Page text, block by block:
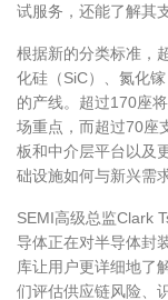
试服务，还能了解其
根据新的分类标准，
化硅（SiC）、氮化镓
的产线。超过170座
场重点，而超过70座
板和中介层平台以及
础设施如何与新兴需
SEMI高级总监Clark
导体正在对半导体封
库让用户更详细地了
们评估供应链风险、